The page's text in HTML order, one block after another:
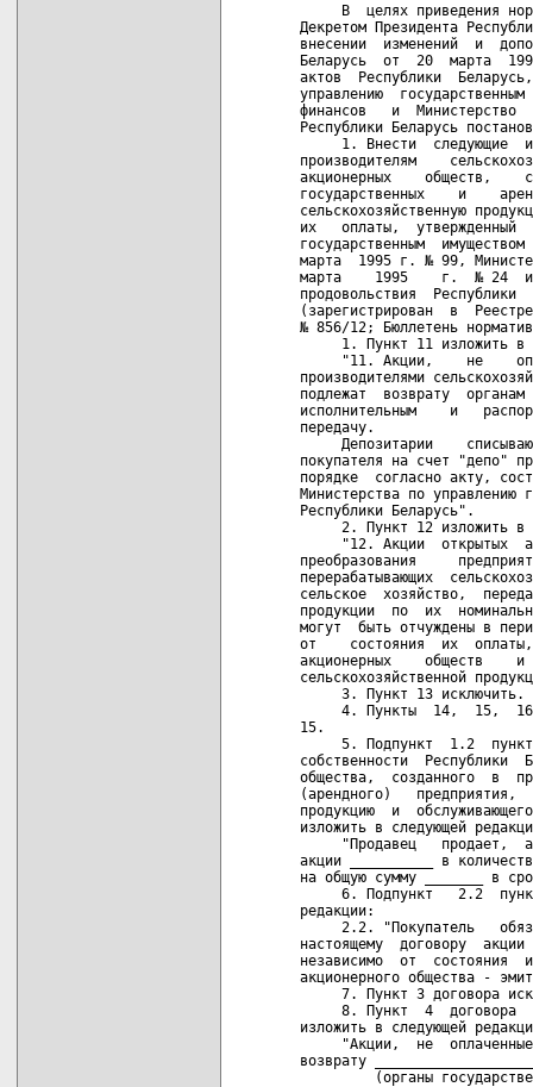
В  целях приведения
Декретом Президента
внесении  изменений  и
Беларусь  от  20  марта
актов  Республики
управлению
финансов   и  Министерство
Республики Беларусь
1. Внести  следующие
производителям
акционерных    обществ,
государственных    и
сельскохозяйственную
их   оплаты,  утвержденный
государственным
марта  1995 г. № 99,
марта    1995    г.  № 24  и
продовольствия
(зарегистрирован  в
№ 856/12; Бюллетень
1. Пункт 11 изложить
"11. Акции,    не
производителями
подлежат  возврату
исполнительным    и
передачу.
Депозитарии
покупателя на счет "депо"
порядке  согласно акту,
Министерства по управлению
Республики Беларусь".
2. Пункт 12 изложить в
"12. Акции  открытых
преобразования
перерабатывающих
сельское  хозяйство,
продукции  по  их
могут  быть отчуждены в
от    состояния  их
акционерных    обществ
сельскохозяйственной
     3. Пункт 13 исключить.
4. Пункты  14,  15,
15.
5. Подпункт  1.2
собственности  Республики
общества,  созданного  в
(арендного)   предприятия,
продукцию  и
изложить в следующей
"Продавец   продает,
акции __________ в
на общую сумму _______ в
6. Подпункт   2.2
редакции:
2.2. "Покупатель
настоящему  договору
независимо  от  состояния
акционерного общества -
7. Пункт 3 договора
8. Пункт  4  договора
изложить в следующей
"Акции,  не
возврату
(органы